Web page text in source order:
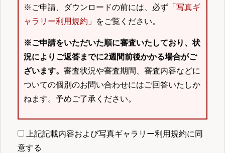
※ご申請、ダウンロードの前には、必ず「 写真ギ
ャラリー利用規約 」をご覧ください。
※ご申請をいただいた順に審査いたしており、状
況によりご返答までに2週間前後かかる場合がご
ざいます。 審査状況や審査期間、審査内容などに
ついての個別のお問い合わせにはご回答いたしか
ねます。予めご了承ください。
上記記載内容および写真ギャラリー利用規約に同
意する